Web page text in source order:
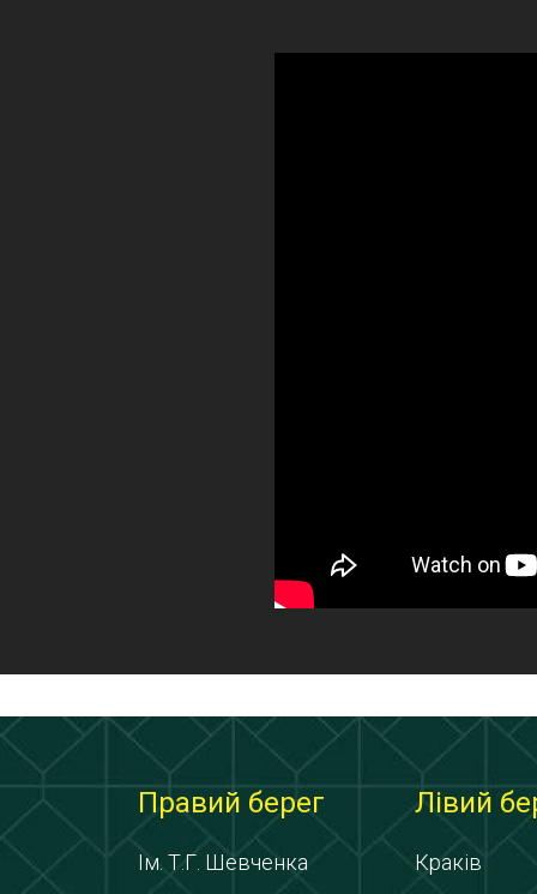
Правий берег
Ім. Т.Г. Шевченка
Лівий
Краків